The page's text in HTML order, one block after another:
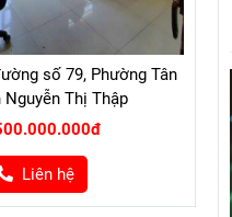
số 79, Phường Tân
Nguyễn Thị Thập
Liên hệ